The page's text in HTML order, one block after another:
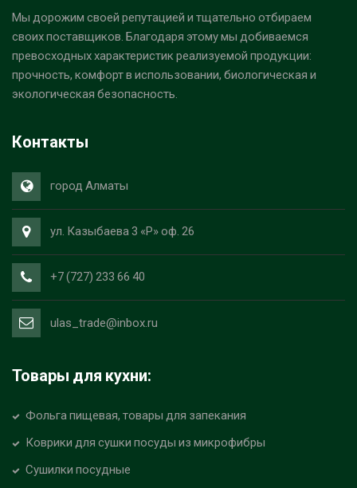
Мы дорожим своей репутацией и тщательно отбираем
своих поставщиков. Благодаря этому мы добиваемся
превосходных характеристик реализуемой продукции:
прочность, комфорт в использовании, биологическая и
экологическая безопасность.
Контакты
город Алматы
ул. Казыбаева 3 «Р» оф. 26
+7 (727) 233 66 40
ulas_trade@inbox.ru
Товары для кухни:
Фольга пищевая, товары для запекания
Коврики для сушки посуды из микрофибры
Сушилки посудные